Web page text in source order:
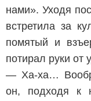
нами». Уходя
встретила за
помятый и
потирал руки от
— Ха-ха…
он, подходя к